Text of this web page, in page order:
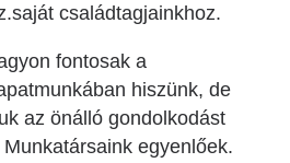
családtagjainkhoz.
fontosak a
hiszünk, de
az önálló gondolkodást
egyenlőek.